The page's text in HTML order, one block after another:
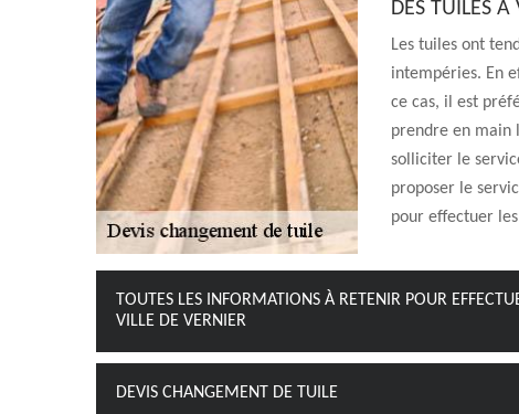
DES TUILES
Les tuiles ont
intempéries. En
ce cas, il est
prendre en main
solliciter le
proposer le
pour effectuer
TOUTES LES INFORMATIONS À RETENIR POUR
VILLE DE VERNIER
DEVIS CHANGEMENT DE TUILE